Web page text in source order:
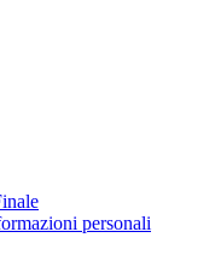
personali